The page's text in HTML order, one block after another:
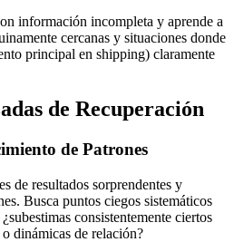
información incompleta y aprende a
cercanas y situaciones donde
principal en shipping) claramente
de Recuperación
de Patrones
de resultados sorprendentes y
Busca puntos ciegos sistemáticos
consistentemente ciertos
dinámicas de relación?